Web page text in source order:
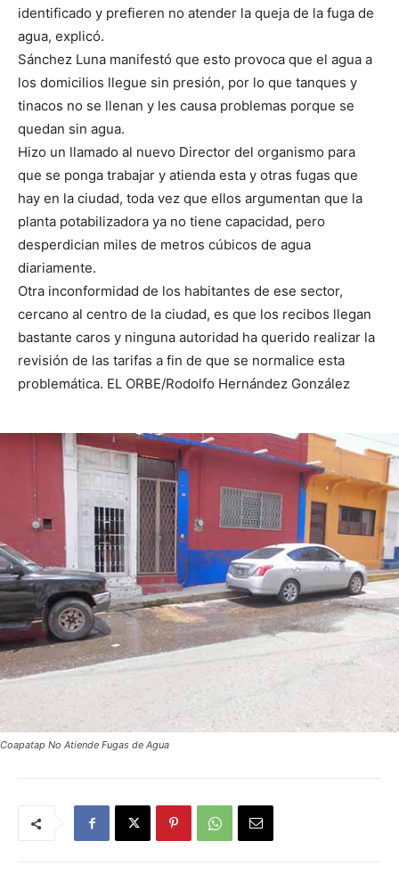
identificado y prefieren no atender la queja de la fuga de
agua, explicó.
Sánchez Luna manifestó que esto provoca que el agua a
los domicilios llegue sin presión, por lo que tanques y
tinacos no se llenan y les causa problemas porque se
quedan sin agua.
Hizo un llamado al nuevo Director del organismo para
que se ponga trabajar y atienda esta y otras fugas que
hay en la ciudad, toda vez que ellos argumentan que la
planta potabilizadora ya no tiene capacidad, pero
desperdician miles de metros cúbicos de agua
diariamente.
Otra inconformidad de los habitantes de ese sector,
cercano al centro de la ciudad, es que los recibos llegan
bastante caros y ninguna autoridad ha querido realizar la
revisión de las tarifas a fin de que se normalice esta
problemática. EL ORBE/Rodolfo Hernández González
Coapatap No Atiende Fugas de Agua